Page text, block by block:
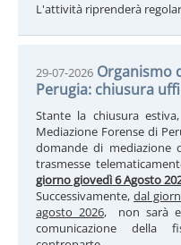
L'attività riprenderà
29-07-2026 Organismo
Perugia: chiusura
Stante la chiusura
Mediazione Forense di
domande di mediazione
trasmesse
giorno giovedì 6 Agosto
Successivamente, dal
agosto 2026, non sarà
comunicazione della